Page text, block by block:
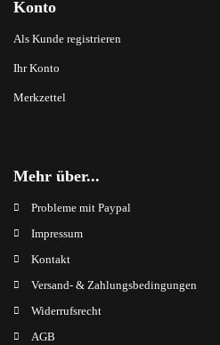
Konto
Als Kunde registrieren
Ihr Konto
Merkzettel
Mehr über...
Probleme mit Paypal
Impressum
Kontakt
Versand- & Zahlungsbedingungen
Widerrufsrecht
AGB